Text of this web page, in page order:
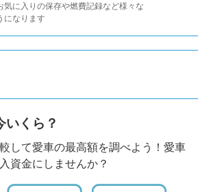
気に入りの保存や燃費記録など様々な
になります
いくら？
して愛車の最高額を調べよう！愛車
資金にしませんか？